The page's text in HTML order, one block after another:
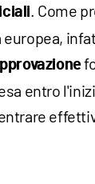
. Come
entro